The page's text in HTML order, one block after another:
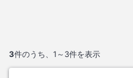
3件のうち、 1～3件を表示